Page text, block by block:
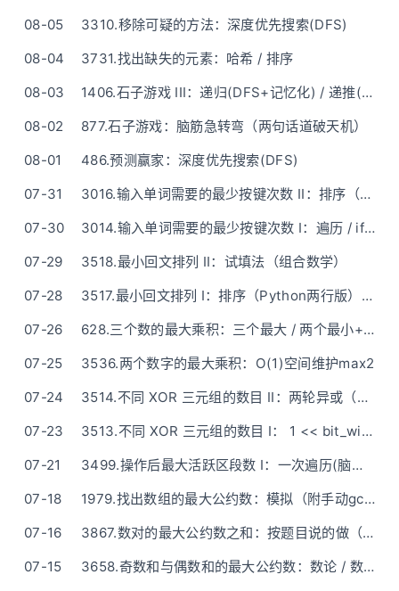
08-05
3310.移除可疑的方法：深度优先搜索(DFS)
08-04
3731.找出缺失的元素：哈希 / 排序
08-03
1406.石子游戏 III：递归(DFS+记忆化) / 递推(DP+原地滚动)
08-02
877.石子游戏：脑筋急转弯（两句话道破天机）
08-01
486.预测赢家：深度优先搜索(DFS)
07-31
3016.输入单词需要的最少按键次数 II：排序（贪心）
07-30
3014.输入单词需要的最少按键次数 I：遍历 / if-else计算(比纯数学公式写起来麻烦但好想)
07-29
3518.最小回文排列 II：试填法（组合数学）
07-28
3517.最小回文排列 I：排序（Python两行版） / 计数（O(n)时间+O(C)空间+字符串原地修改）
07-26
628.三个数的最大乘积：三个最大 / 两个最小+一个最大（排序+数学/贪心）
07-25
3536.两个数字的最大乘积：O(1)空间维护max2
07-24
3514.不同 XOR 三元组的数目 II：两轮异或（异或结果放集合）
07-23
3513.不同 XOR 三元组的数目 I： 1 << bit_width（数学）
07-21
3499.操作后最大活跃区段数 I：一次遍历(脑筋急转弯)
07-18
1979.找出数组的最大公约数：模拟（附手动gcd）
07-16
3867.数对的最大公约数之和：按题目说的做（gcd）
07-15
3658.奇数和与偶数和的最大公约数：数论 / 数学O(1)